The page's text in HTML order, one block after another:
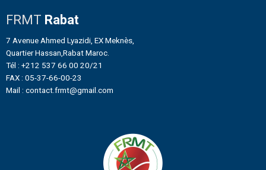
FRMT Rabat
7 Avenue Ahmed Lyazidi, EX Meknès,
Quartier Hassan,Rabat Maroc.
Tél : +212 537 66 00 20/21
FAX : 05-37-66-00-23
Mail : contact.frmt@gmail.com